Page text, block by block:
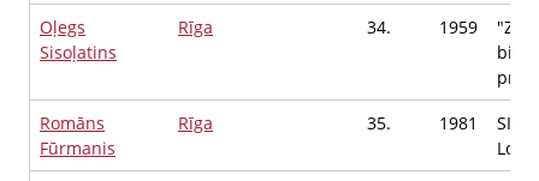
Oļegs
Sisoļatins
Rīga 34. 1959
Romāns
Fūrmanis
Rīga 35. 1981
SIA